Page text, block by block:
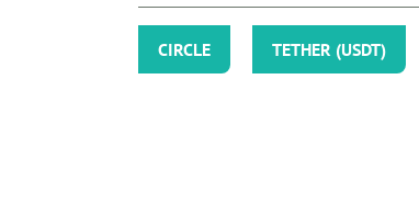
CIRCLE TETHER (USDT)